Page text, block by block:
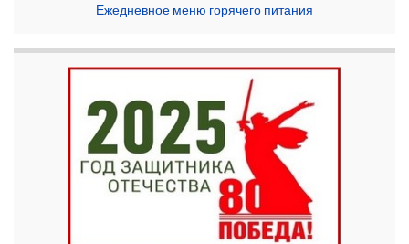
Ежедневное меню горячего питания